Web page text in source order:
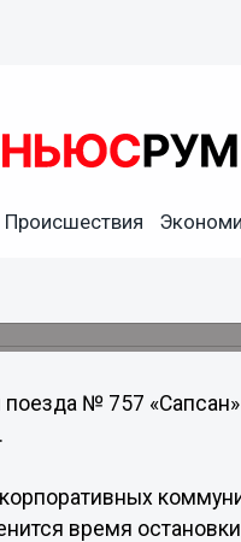
Происшествия
–
поезда № 757
время остановки